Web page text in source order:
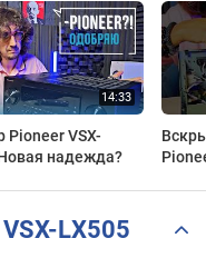
Pioneer VSX-
надежда?
LX505